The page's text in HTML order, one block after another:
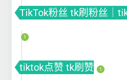
TikTok粉丝 tk刷粉丝｜
1
tiktok点赞 tk刷赞 1